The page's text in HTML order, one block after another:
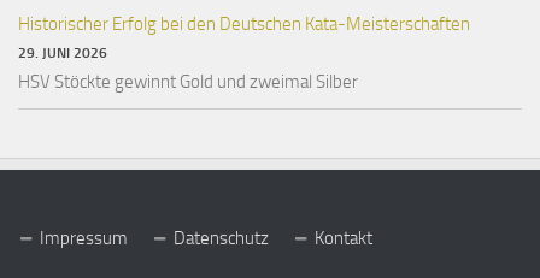
Historischer Erfolg bei den Deutschen Kata-Meisterschaften
29. JUNI 2026
HSV Stöckte gewinnt Gold und zweimal Silber
Impressum Datenschutz Kontakt